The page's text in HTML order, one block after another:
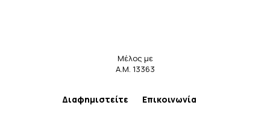
Μέλος με
Α.Μ. 13363
Διαφημιστείτε Επικοινωνία